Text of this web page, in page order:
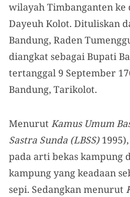
wilayah Timbanganten
Dayeuh Kolot. Dituliskan
Bandung, Raden
diangkat sebagai Bupati
tertanggal 9 September
Bandung, Tarikolot.
MenurutKamus Umum
Sastra Sunda (LBSS)
pada arti bekas kampung
kampung yang keadaan
sepi. Sedangkan menurut